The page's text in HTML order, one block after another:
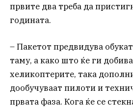
првите два треба да
годината.
– Пакетот предвидува
таму, а како што ќе ги
хеликоптерите, така
дообучуваат пилоти и
првата фаза. Кога ќе се